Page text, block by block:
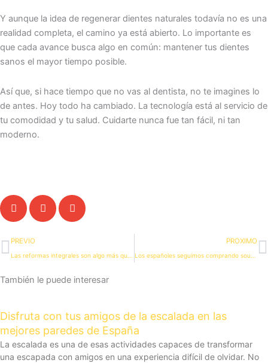
Y aunque la idea de regenerar dientes naturales todavía no es una
realidad completa, el camino ya está abierto. Lo importante es
que cada avance busca algo en común: mantener tus dientes
sanos el mayor tiempo posible.
Así que, si hace tiempo que no vas al dentista, no te imagines lo
de antes. Hoy todo ha cambiado. La tecnología está al servicio de
tu comodidad y tu salud. Cuidarte nunca fue tan fácil, ni tan
moderno.
Ant
PREVIO
Las reformas integrales son algo más que una obra
PROXIMO
Los españoles seguimos comprando souvenirs cuando viajamos
También le puede interesar
Disfruta con tus amigos de la escalada en las
mejores paredes de España
La escalada es una de esas actividades capaces de transformar
una escapada con amigos en una experiencia difícil de olvidar. No